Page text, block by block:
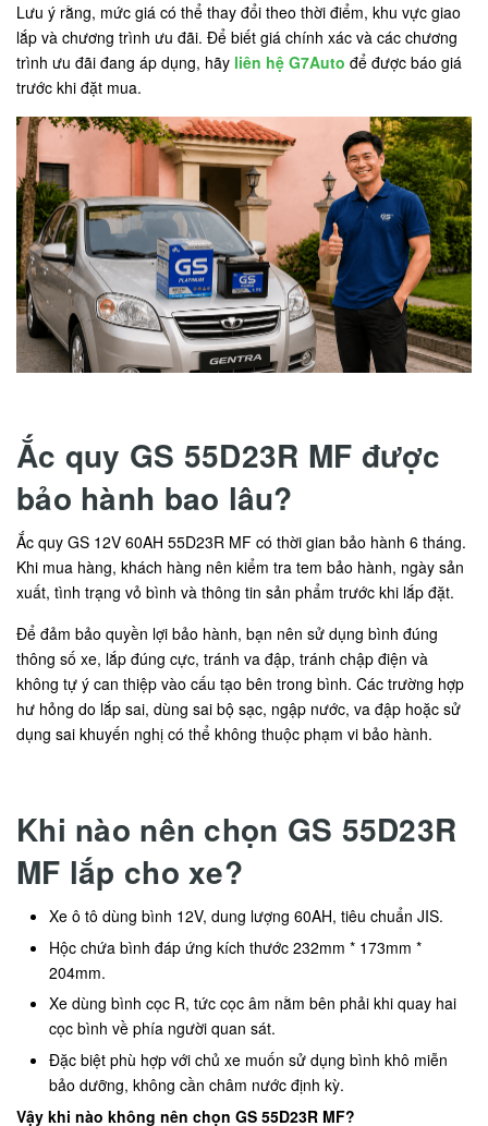
Lưu ý rằng, mức giá có thể thay đổi theo thời điểm, khu vực giao
lắp và chương trình ưu đãi. Để biết giá chính xác và các chương
trình ưu đãi đang áp dụng, hãy liên hệ G7Auto để được báo giá
trước khi đặt mua.
Ắc quy GS 55D23R MF được
bảo hành bao lâu?
Ắc quy GS 12V 60AH 55D23R MF có thời gian bảo hành 6 tháng.
Khi mua hàng, khách hàng nên kiểm tra tem bảo hành, ngày sản
xuất, tình trạng vỏ bình và thông tin sản phẩm trước khi lắp đặt.
Để đảm bảo quyền lợi bảo hành, bạn nên sử dụng bình đúng
thông số xe, lắp đúng cực, tránh va đập, tránh chập điện và
không tự ý can thiệp vào cấu tạo bên trong bình. Các trường hợp
hư hỏng do lắp sai, dùng sai bộ sạc, ngập nước, va đập hoặc sử
dụng sai khuyến nghị có thể không thuộc phạm vi bảo hành.
Khi nào nên chọn GS 55D23R
MF lắp cho xe?
Xe ô tô dùng bình 12V, dung lượng 60AH, tiêu chuẩn JIS.
Hộc chứa bình đáp ứng kích thước 232mm * 173mm *
204mm.
Xe dùng bình cọc R, tức cọc âm nằm bên phải khi quay hai
cọc bình về phía người quan sát.
Đặc biệt phù hợp với chủ xe muốn sử dụng bình khô miễn
bảo dưỡng, không cần châm nước định kỳ.
Vậy khi nào không nên chọn GS 55D23R MF?